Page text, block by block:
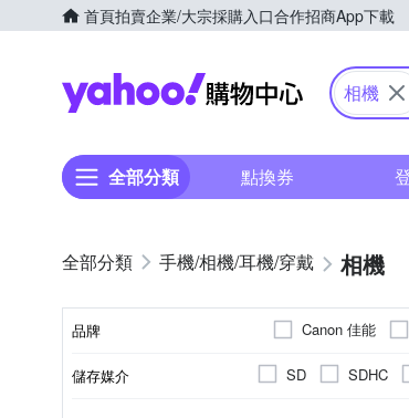
首頁拍賣企業/大宗採購入口合作招商App下載
Yahoo購物中
相機
全部分類 點換券
手機/相機/耳機/穿戴 相機
品牌 Canon 佳能
儲存媒介 SD SDHC